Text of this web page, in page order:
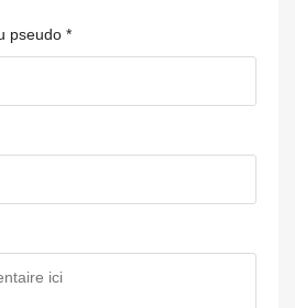
pseudo *